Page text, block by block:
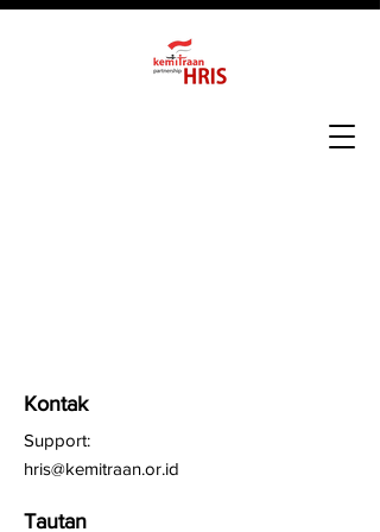
Kontak
Support:
hris@kemitraan.or.id
Tautan